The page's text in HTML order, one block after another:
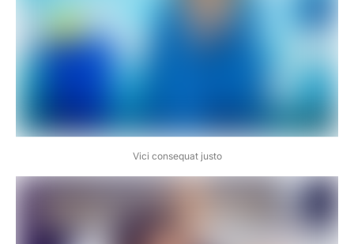
Vici consequat justo